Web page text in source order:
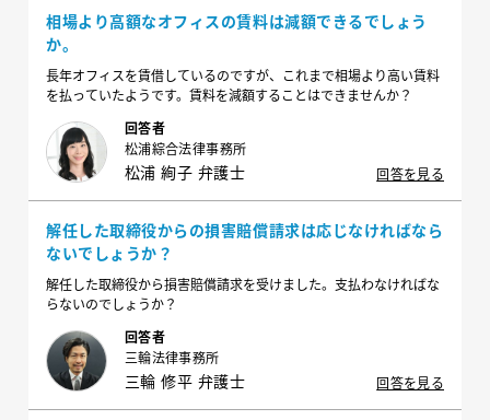
相場より高額なオフィスの賃料は減額できるでしょう
か。
長年オフィスを賃借しているのですが、これまで相場より高い賃料
を払っていたようです。賃料を減額することはできませんか？
回答者
松浦綜合法律事務所
松浦 絢子 弁護士 回答を見る
解任した取締役からの損害賠償請求は応じなければなら
ないでしょうか？
解任した取締役から損害賠償請求を受けました。支払わなければな
らないのでしょうか？
回答者
三輪法律事務所
三輪 修平 弁護士 回答を見る